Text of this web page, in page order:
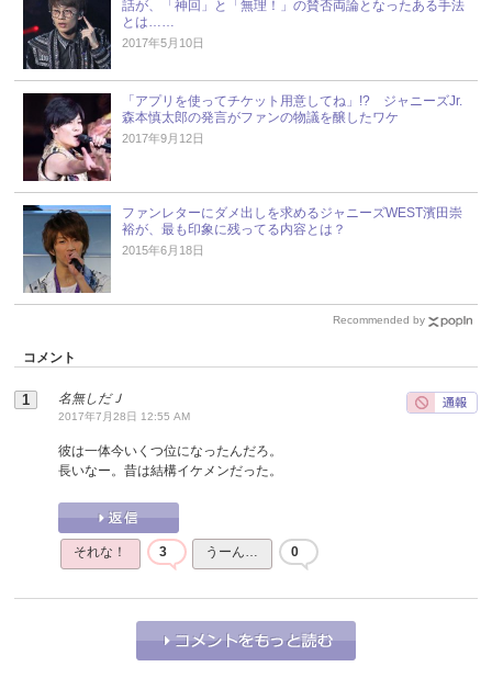
話が、「神回」と「無理！」の賛否両論となったある手法
とは……
2017年5月10日
「アプリを使ってチケット用意してね」!? ジャニーズJr.
森本慎太郎の発言がファンの物議を醸したワケ
2017年9月12日
ファンレターにダメ出しを求めるジャニーズWEST濱田崇
裕が、最も印象に残ってる内容とは？
2015年6月18日
Recommended by
コメント
名無しだＪ
2017年7月28日 12:55 AM
彼は一体今いくつ位になったんだろ。
長いなー。昔は結構イケメンだった。
それな！ 3 うーん… 0